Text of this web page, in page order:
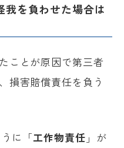
を負わせた場合は
ことが原因で第三者
損害賠償責任を負う
に「工作物責任 」が